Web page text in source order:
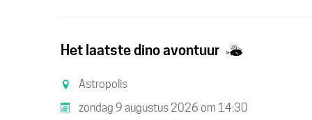
Het laatste dino avontuur
Samen
kinderen
Astropolis
zondag 9 augustus 2026 om 14:30